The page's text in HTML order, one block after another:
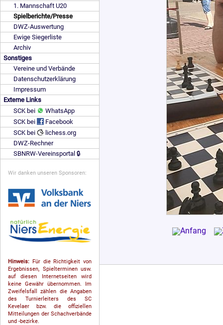
1. Mannschaft U20
Spielberichte/Presse
DWZ-Auswertung
Ewige Siegerliste
Archiv
Sonstiges
Vereine und Verbände
Datenschutzerklärung
Impressum
Externe Links
SCK bei
WhatsApp
SCK bei
Facebook
SCK bei
lichess.org
DWZ-Rechner
SBNRW-Vereinsportal 🔒
Wir danken unseren Sponsoren:
Hinweis: Für die Richtigkeit von
Ergebnissen, Spielterminen usw.
auf diesen Internetseiten wird
keine Gewähr übernommen. Im
Zweifelsfall zählen die Angaben
des Turnierleiters des SC
Kevelaer bzw. die offiziellen
Mitteilungen der Schach­ver­bände
und -bezirke.